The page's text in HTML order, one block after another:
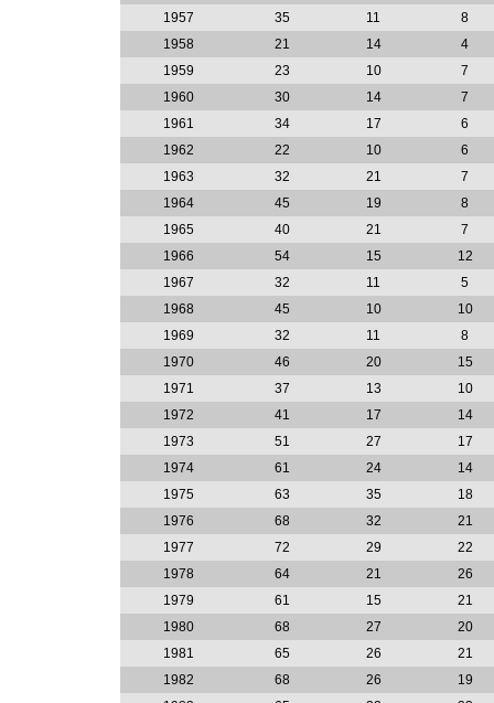
1957
35 11
8
1958
21 14
4
1959
23 10
7
1960
30 14
7
1961
34 17
6
1962
22 10
6
1963
32 21
7
1964
45 19
8
1965
40 21
7
1966
54 15
12
1967
32 11
5
1968
45 10
10
1969
32 11
8
1970
46 20
15
1971
37 13
10
1972
41 17
14
1973
51 27
17
1974
61 24
14
1975
63 35
18
1976
68 32
21
1977
72 29
22
1978
64 21
26
1979
61 15
21
1980
68 27
20
1981
65 26
21
1982
68 26
19